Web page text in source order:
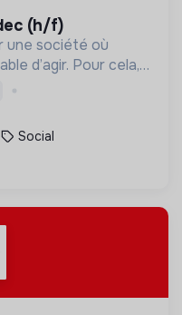
(h/f)
une société où
d’agir. Pour cela,
des lieux
à tous.
Social